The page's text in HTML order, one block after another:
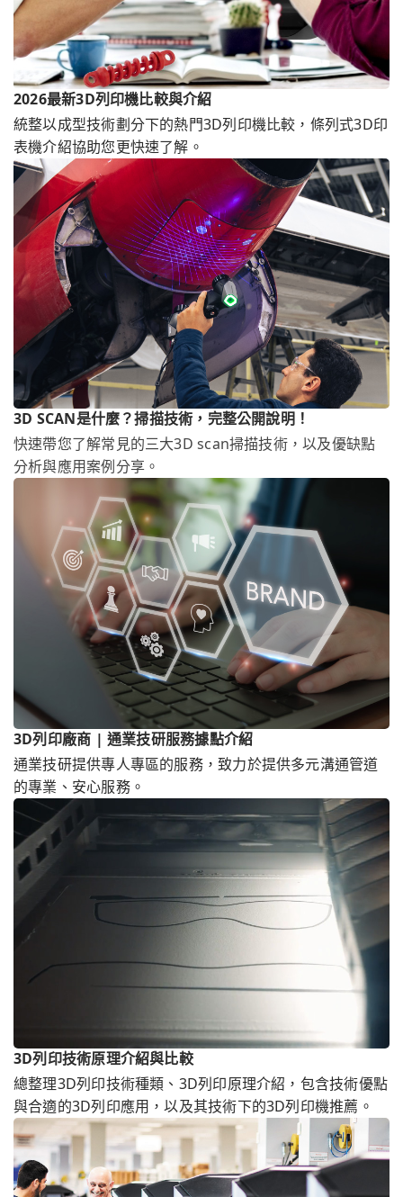
2026最新3D列印機比較與介紹
統整以成型技術劃分下的熱門3D列印機比較，條列式3D印
表機介紹協助您更快速了解。
3D SCAN是什麼？掃描技術，完整公開說明！
快速帶您了解常見的三大3D scan掃描技術，以及優缺點
分析與應用案例分享。
3D列印廠商 | 通業技研服務據點介紹
通業技研提供專人專區的服務，致力於提供多元溝通管道
的專業、安心服務。
3D列印技術原理介紹與比較
總整理3D列印技術種類、3D列印原理介紹，包含技術優點
與合適的3D列印應用，以及其技術下的3D列印機推薦。